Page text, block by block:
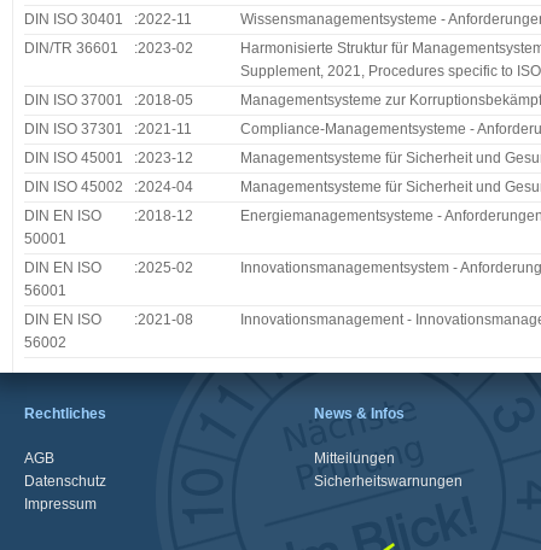
DIN ISO 30401 :2022-11
Wissensmanagementsysteme -
DIN/TR 36601
:2023-02
Harmonisierte Struktur für
Supplement, 2021, Procedures specific to
DIN ISO 37001
:2018-05
Managementsysteme zur
DIN ISO 37301
:2021-11
Compliance-Managementsysteme -
DIN ISO 45001
:2023-12
Managementsysteme für Sicherheit und
DIN ISO 45002
:2024-04
Managementsysteme für Sicherheit und
DIN EN ISO
50001
:2018-12 Energiemanagementsysteme -
DIN EN ISO
56001
:2025-02 Innovationsmanagementsystem -
DIN EN ISO
56002
:2021-08 Innovationsmanagement -
Rechtliches
AGB
Datenschutz
Impressum
News & Infos
Mitteilungen
Sicherheitswarnungen